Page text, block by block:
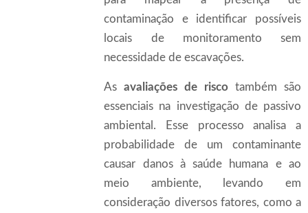
contaminação e identificar possíveis
locais de monitoramento sem
necessidade de escavações.
Asavaliações de risco também são
essenciais na investigação de passivo
ambiental. Esse processo analisa a
probabilidade de um contaminante
causar danos à saúde humana e ao
meio ambiente, levando em
consideração diversos fatores, como a